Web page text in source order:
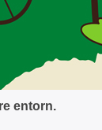
entorn.